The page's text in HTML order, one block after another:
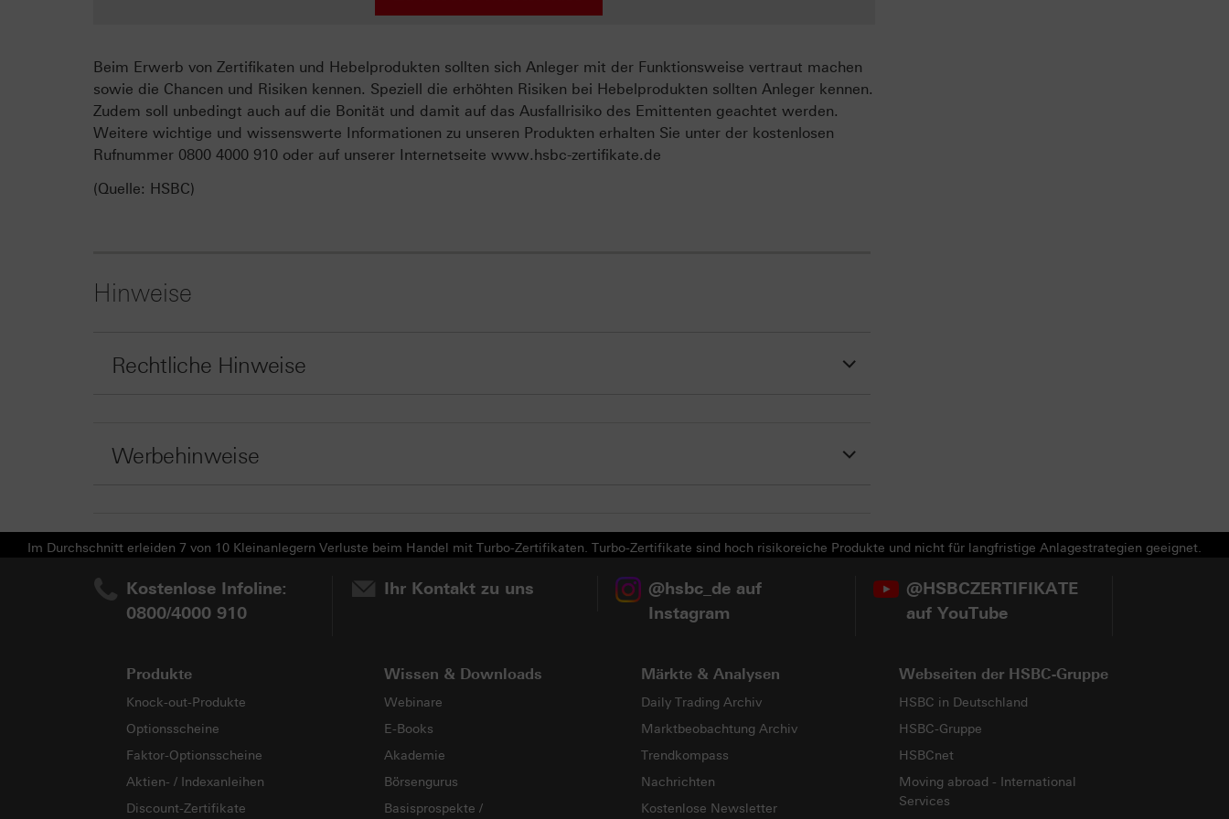
Beim Erwerb von Zertifikaten und Hebelprodukten sollten sich Anleger mit der Funktionsweise vertraut machen
sowie die Chancen und Risiken kennen. Speziell die erhöhten Risiken bei Hebelprodukten sollten Anleger kennen.
Zudem soll unbedingt auch auf die Bonität und damit auf das Ausfallrisiko des Emittenten geachtet werden.
Weitere wichtige und wissenswerte Informationen zu unseren Produkten erhalten Sie unter der kostenlosen
Rufnummer 0800 4000 910 oder auf unserer Internetseite www.hsbc-zertifikate.de
(Quelle: HSBC)
Hinweise
Rechtliche Hinweise
Werbehinweise
Im Durchschnitt erleiden 7 von 10 Kleinanlegern Verluste beim Handel mit Turbo-Zertifikaten. Turbo-Zertifikate sind hoch risikoreiche Produkte und nicht für langfristige Anlagestrategien geeignet.
Kostenlose Infoline:
0800/4000 910
Ihr Kontakt zu uns
@hsbc_de auf
Instagram
@HSBCZERTIFIKATE
auf YouTube
Produkte
Knock-out-Produkte
Optionsscheine
Faktor-Optionsscheine
Aktien- / Indexanleihen
Discount-Zertifikate
Wissen & Downloads
Webinare
E-Books
Akademie
Börsengurus
Basisprospekte /
Märkte & Analysen
Daily Trading Archiv
Marktbeobachtung Archiv
Trendkompass
Nachrichten
Kostenlose Newsletter
Webseiten der HSBC-Gruppe
HSBC in Deutschland
HSBC-Gruppe
HSBCnet
Moving abroad - International
Services